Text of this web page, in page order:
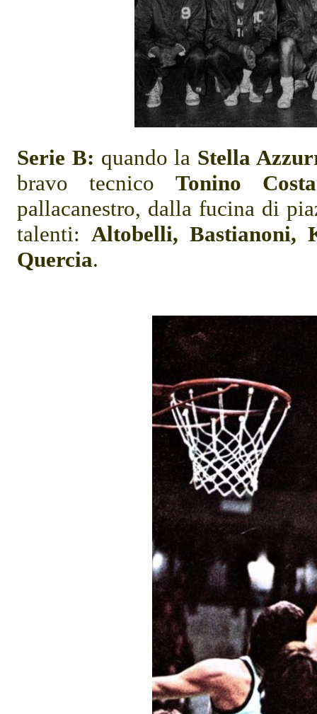
Serie B: quando la Stella
bravo tecnicoTonino
pallacanestro, dalla fucina di
talenti: Altobelli, Bastianoni,
Quercia.